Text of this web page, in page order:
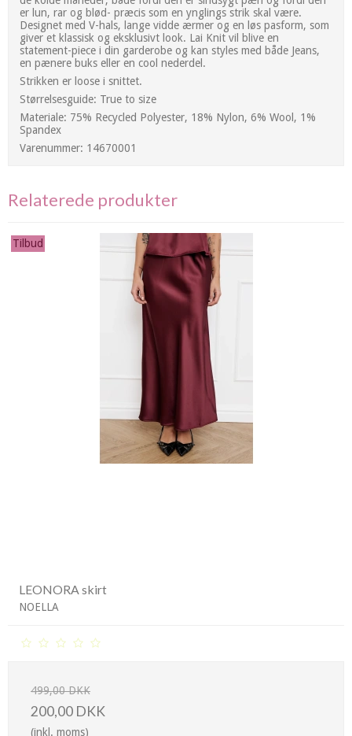
er lun, rar og blød- præcis som en ynglings strik skal være.
Designet med V-hals, lange vidde ærmer og en løs pasform, som
giver et klassisk og eksklusivt look. Lai Knit vil blive en
statement-piece i din garderobe og kan styles med både Jeans,
en pænere buks eller en cool nederdel.
Strikken er loose i snittet.
Størrelsesguide: True to size
Materiale: 75% Recycled Polyester, 18% Nylon, 6% Wool, 1%
Spandex
Varenummer: 14670001
Relaterede produkter
Tilbud
LEONORA skirt
NOELLA
499,00 DKK
200,00 DKK
(inkl. moms)